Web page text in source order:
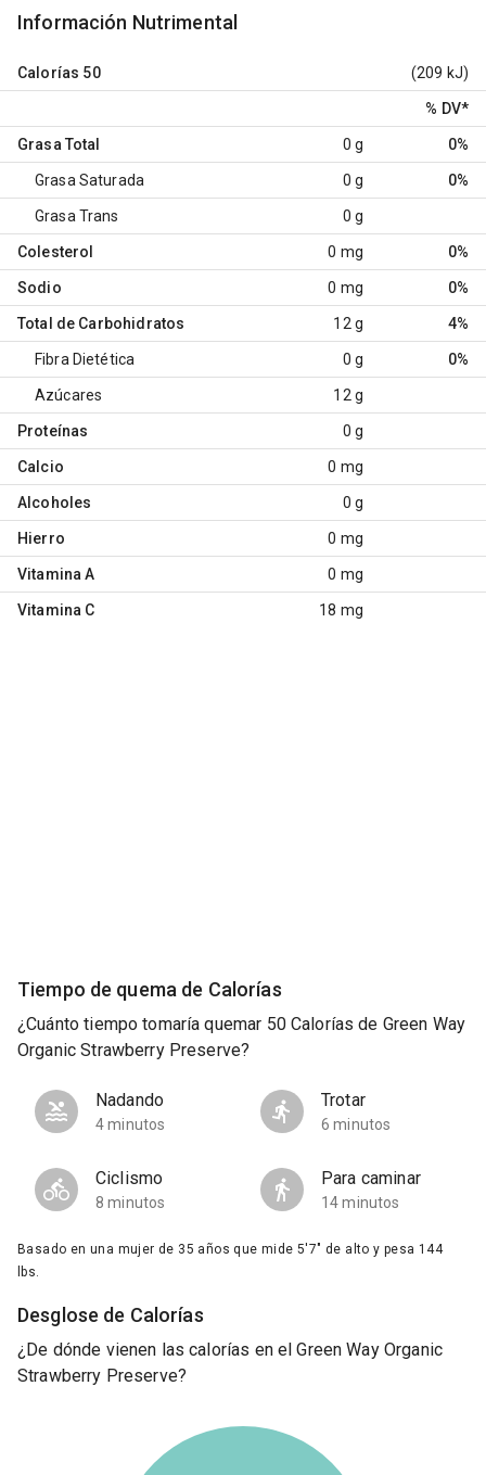
Información Nutrimental
Calorías 50 (209 kJ)
% DV*
Grasa Total 0 g 0%
Grasa Saturada 0 g 0%
Grasa Trans 0 g
Colesterol 0 mg 0%
Sodio 0 mg 0%
Total de Carbohidratos 12 g 4%
Fibra Dietética 0 g 0%
Azúcares 12 g
Proteínas 0 g
Calcio 0 mg
Alcoholes 0 g
Hierro 0 mg
Vitamina A 0 mg
Vitamina C 18 mg
Tiempo de quema de Calorías
¿Cuánto tiempo tomaría quemar 50 Calorías de Green Way
Organic Strawberry Preserve?
Nadando
4 minutos
Trotar
6 minutos
Ciclismo
8 minutos
Para caminar
14 minutos
Basado en una mujer de 35 años que mide 5'7" de alto y pesa 144
lbs.
Desglose de Calorías
¿De dónde vienen las calorías en el Green Way Organic
Strawberry Preserve?